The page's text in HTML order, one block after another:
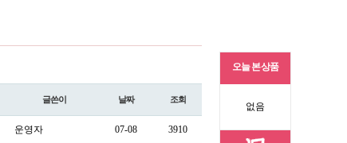
오늘 본 상품
없음
글쓴이 날짜 조회
운영자 07-08 3910